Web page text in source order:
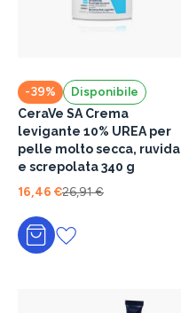
-39% Disponibile
CeraVe SA Crema
levigante 10% UREA per
pelle molto secca, ruvida
e screpolata 340 g
16,46 €26,91 €
Aggiungi al carrello